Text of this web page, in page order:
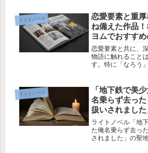
公式ブログの情報
る現状をまとめま
ライトノベル
恋愛要素と重
ね備えた作品
ヨムでおすす
恋愛要素と共に、
物語に触れること
す。特に「なろう
が多く掲載されて
は、恋愛要素と重
えた...
ライトノベル
「地下鉄で美
名乗らず去っ
扱いされまし
こ？
ライトノベル「地
た俺名乗らず去っ
されました」の聖